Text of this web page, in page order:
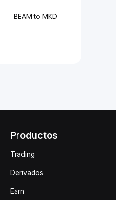
BEAM to MKD
Productos
Trading
Derivados
Earn